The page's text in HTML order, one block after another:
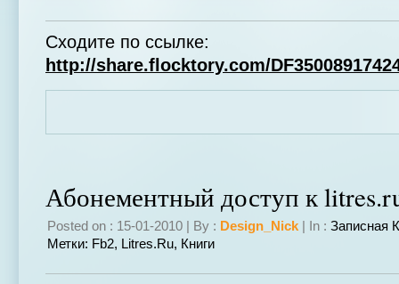
Сходите по ссылке:
http://share.flocktory.com/
Абонементный доступ к
Posted on : 15-01-2010 | By : Design_Nick | In : Записная
Метки: Fb2, Litres.ru, Книги